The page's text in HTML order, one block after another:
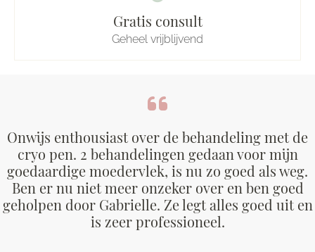
Gratis consult
Geheel vrijblijvend
Onwijs enthousiast over de behandeling met de
cryo pen. 2 behandelingen gedaan voor mijn
goedaardige moedervlek, is nu zo goed als weg.
Ben er nu niet meer onzeker over en ben goed
geholpen door Gabrielle. Ze legt alles goed uit en
is zeer professioneel.